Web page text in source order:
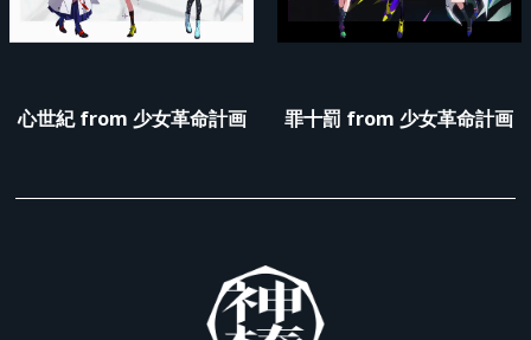
心世紀 from 少女革命計画 罪十罰 from 少女革命計画